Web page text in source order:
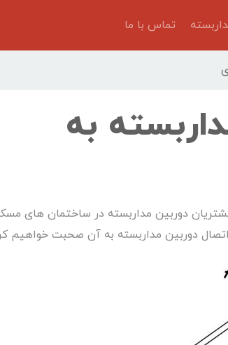
تماس با ما
به
دوربین مداربسته در ساختمان های
دوربین مداربسته به آن صحبت خواهیم